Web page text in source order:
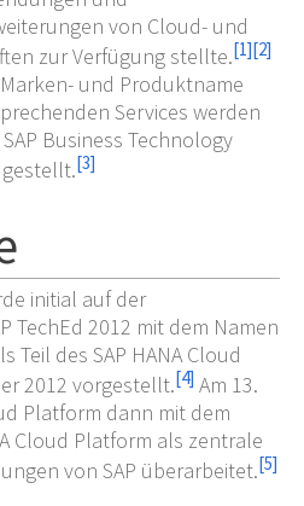
von Cloud- und
zur Verfügung stellte.[1][2]
und Produktname
Services werden
Business Technology
[3]
initial auf der
TechEd 2012 mit dem Namen
Teil des SAP HANA Cloud
2012 vorgestellt.[4] Am 13.
Platform dann mit dem
Cloud Platform als zentrale
von SAP überarbeitet.[5]